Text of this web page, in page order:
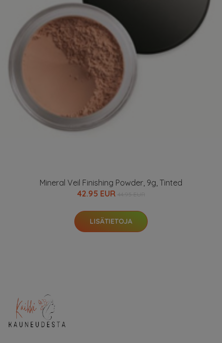
Mineral Veil Finishing Powder, 9g, Tinted
42.95 EUR
LISÄTIETOJA